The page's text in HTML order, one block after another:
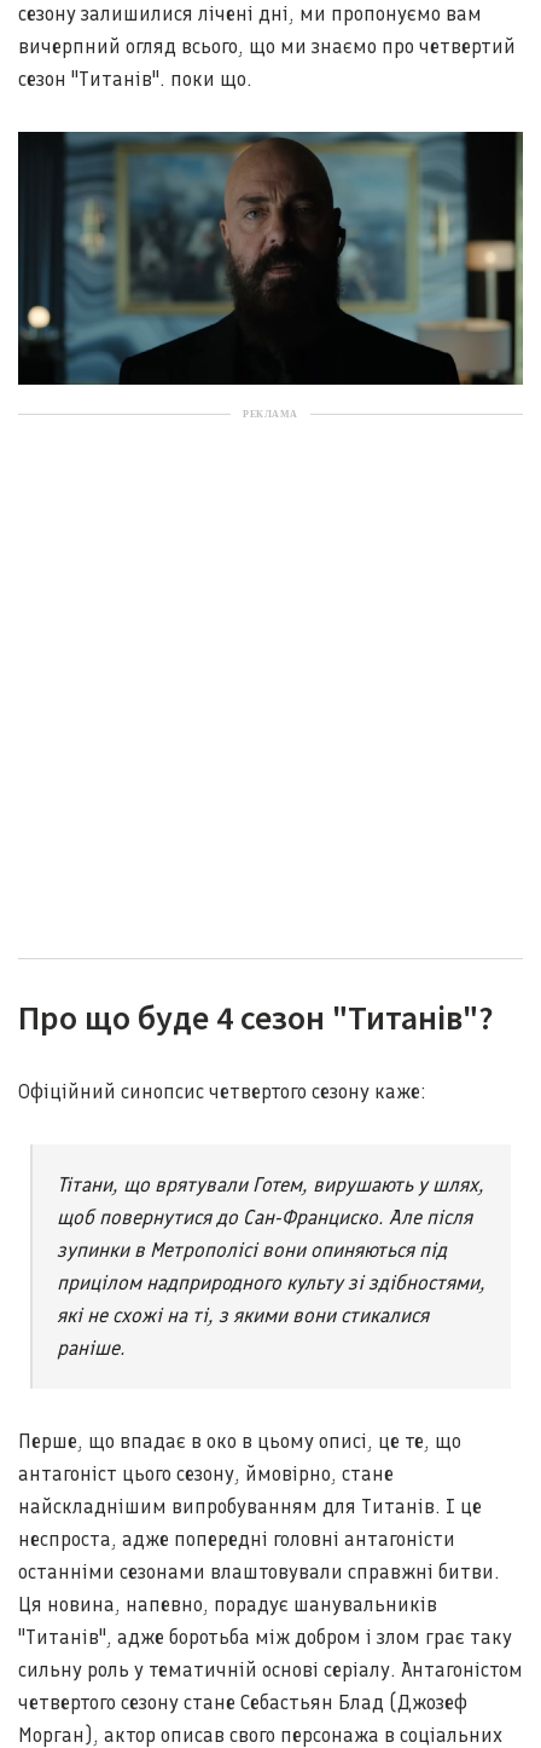
сезону залишилися лічені дні, ми пропонуємо вам
вичерпний огляд всього, що ми знаємо про четвертий
сезон "Титанів". поки що.
РЕКЛАМА
Про що буде 4 сезон "Титанів"?
Офіційний синопсис четвертого сезону каже:
Тітани, що врятували Готем, вирушають у шлях,
щоб повернутися до Сан-Франциско. Але після
зупинки в Метрополісі вони опиняються під
прицілом надприродного культу зі здібностями,
які не схожі на ті, з якими вони стикалися
раніше.
Перше, що впадає в око в цьому описі, це те, що
антагоніст цього сезону, ймовірно, стане
найскладнішим випробуванням для Титанів. І це
неспроста, адже попередні головні антагоністи
останніми сезонами влаштовували справжні битви.
Ця новина, напевно, порадує шанувальників
"Титанів", адже боротьба між добром і злом грає таку
сильну роль у тематичній основі серіалу. Антагоністом
четвертого сезону стане Себастьян Блад (Джозеф
Морган), актор описав свого персонажа в соціальних